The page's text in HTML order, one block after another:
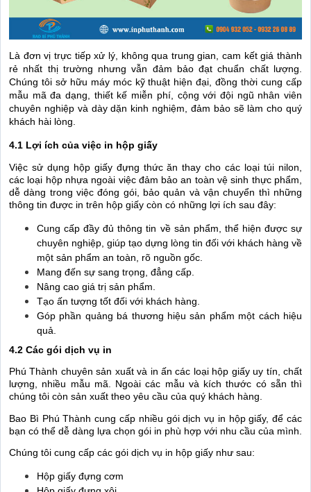
Là đơn vị trực tiếp xử lý, không qua trung gian, cam kết giá thành
rẻ nhất thị trường nhưng vẫn đảm bảo đạt chuẩn chất lượng.
Chúng tôi sở hữu máy móc kỹ thuật hiện đại, đồng thời cung cấp
mẫu mã đa dạng, thiết kế miễn phí, cộng với đội ngũ nhân viên
chuyên nghiệp và dày dặn kinh nghiệm, đảm bảo sẽ làm cho quý
khách hài lòng.
4.1 Lợi ích của việc in hộp giấy
Việc sử dụng hộp giấy đựng thức ăn thay cho các loại túi nilon,
các loại hộp nhựa ngoài việc đảm bảo an toàn vệ sinh thực phẩm,
dễ dàng trong việc đóng gói, bảo quản và vận chuyển thì những
thông tin được in trên hộp giấy còn có những lợi ích sau đây:
Cung cấp đầy đủ thông tin về sản phẩm, thể hiện được sự
chuyên nghiệp, giúp tạo dựng lòng tin đối với khách hàng về
một sản phẩm an toàn, rõ nguồn gốc.
Mang đến sự sang trọng, đẳng cấp.
Nâng cao giá trị sản phẩm.
Tạo ấn tượng tốt đối với khách hàng.
Góp phần quảng bá thương hiệu sản phẩm một cách hiệu
quả.
4.2 Các gói dịch vụ in
Phú Thành chuyên sản xuất và in ấn các loại hộp giấy uy tín, chất
lượng, nhiều mẫu mã. Ngoài các mẫu và kích thước có sẵn thì
chúng tôi còn sản xuất theo yêu cầu của quý khách hàng.
Bao Bì Phú Thành cung cấp nhiều gói dịch vụ in hộp giấy, để các
bạn có thể dễ dàng lựa chọn gói in phù hợp với nhu cầu của mình.
Chúng tôi cung cấp các gói dịch vụ in hộp giấy như sau:
Hộp giấy đựng cơm